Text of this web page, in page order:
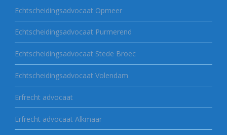
Echtscheidingsadvocaat Opmeer
Echtscheidingsadvocaat Purmerend
Echtscheidingsadvocaat Stede Broec
Echtscheidingsadvocaat Volendam
Erfrecht advocaat
Erfrecht advocaat Alkmaar